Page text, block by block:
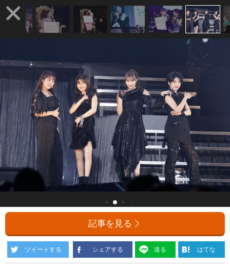
記事を見る
ツイートする シェアする 送る はてな